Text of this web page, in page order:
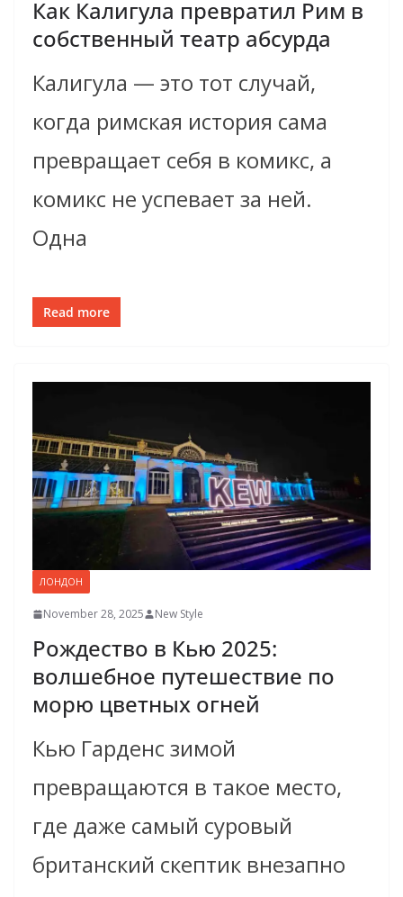
Как Калигула превратил Рим в
собственный театр абсурда
Калигула — это тот случай,
когда римская история сама
превращает себя в комикс, а
комикс не успевает за ней.
Одна
Read more
ЛОНДОН
November 28, 2025 New Style
Рождество в Кью 2025:
волшебное путешествие по
морю цветных огней
Кью Гарденс зимой
превращаются в такое место,
где даже самый суровый
британский скептик внезапно